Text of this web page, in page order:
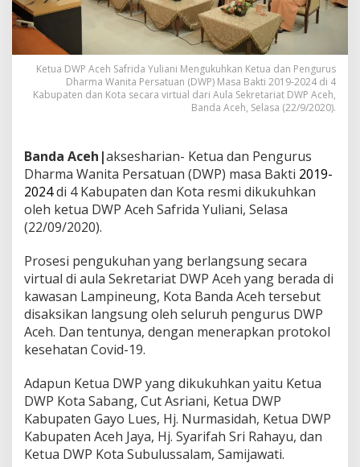
i
4
K
a
b
u
p
n
d
a
n
K
a
R
e
s
m
i
D
u
k
u
h
k
a
Ketua DWP Aceh Safrida Yuliani Mengukuhkan Ketua dan Pengurus
Dharma Wanita Persatuan (DWP) Masa Bakti 2019-2024 di 4
Kabupaten dan Kota secara virtual dari Aula Sekretariat DWP Aceh,
Banda Aceh, Selasa (22/9/2020).
Banda Aceh|aksesharian- Ketua dan Pengurus
Dharma Wanita Persatuan (DWP) masa Bakti 2019-
2024di 4 Kabupaten dan Kota resmi dikukuhkan
oleh ketua DWP Aceh Safrida Yuliani, Selasa
(22/09/2020).
Prosesi pengukuhan yang berlangsung secara
virtual di aula Sekretariat DWP Aceh yang berada di
kawasan Lampineung, Kota Banda Aceh tersebut
disaksikan langsung oleh seluruh pengurus DWP
Aceh. Dan tentunya, dengan menerapkan protokol
kesehatan Covid-19.
Adapun Ketua DWP yang dikukuhkan yaitu Ketua
DWP Kota Sabang, Cut Asriani, Ketua DWP
Kabupaten Gayo Lues, Hj. Nurmasidah, Ketua DWP
Kabupaten Aceh Jaya, Hj. Syarifah Sri Rahayu, dan
Ketua DWP Kota Subulussalam, Samijawati.